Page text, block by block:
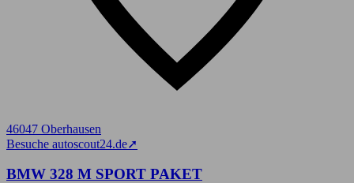
46047 Oberhausen
Besuche autoscout24.de➚
BMW 328 M SPORT PAKET